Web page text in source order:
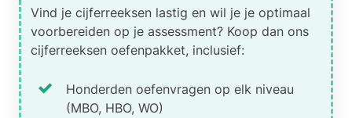
Vind je cijferreeksen lastig en wil je je optimaal
voorbereiden op je assessment? Koop dan ons
cijferreeksen oefenpakket, inclusief:
Honderden oefenvragen op elk niveau
(MBO, HBO, WO)